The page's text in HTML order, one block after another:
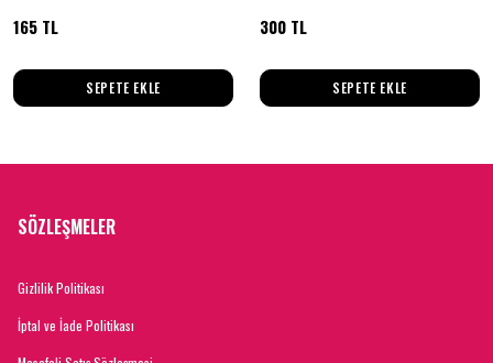
165 TL
SEPETE EKLE
300 TL
SEPETE EKLE
SÖZLEŞMELER
Gizlilik Politikası
İptal ve İade Politikası